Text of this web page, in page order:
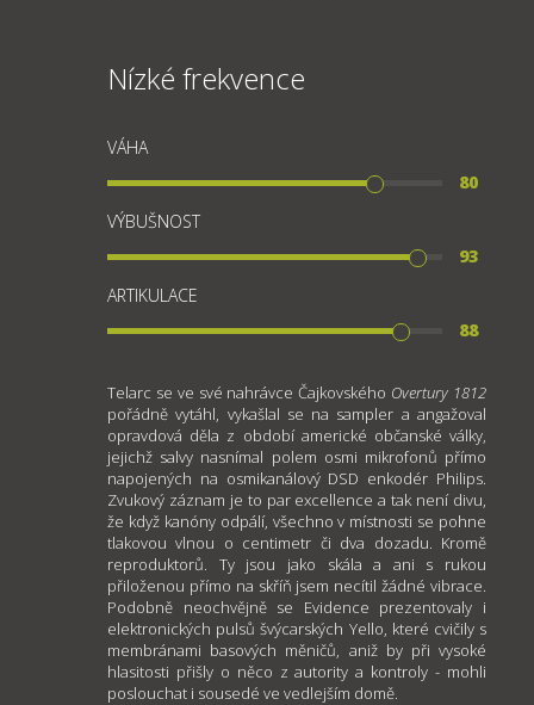
Nízké frekvence
VÁHA
80
VÝBUŠNOST
93
ARTIKULACE
88
Telarc se ve své nahrávce Čajkovského Overtury 1812
pořádně vytáhl, vykašlal se na sampler a angažoval
opravdová děla z období americké občanské války,
jejichž salvy nasnímal polem osmi mikrofonů přímo
napojených na osmikanálový DSD enkodér Philips.
Zvukový záznam je to par excellence a tak není divu,
že když kanóny odpálí, všechno v místnosti se pohne
tlakovou vlnou o centimetr či dva dozadu. Kromě
reproduktorů. Ty jsou jako skála a ani s rukou
přiloženou přímo na skříň jsem necítil žádné vibrace.
Podobně neochvějně se Evidence prezentovaly i
elektronických pulsů švýcarských Yello, které cvičily s
membránami basových měničů, aniž by při vysoké
hlasitosti přišly o něco z autority a kontroly - mohli
poslouchat i sousedé ve vedlejším domě.